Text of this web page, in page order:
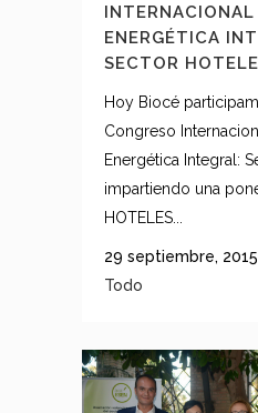
ENERGÉTICA
SECTOR
Hoy Biocé
Congreso
Energética Integral:
impartiendo una
HOTELES...
29 septiembre, 2015
Todo